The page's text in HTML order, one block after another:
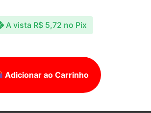
A vista R$5,72 no Pix
Adicionar ao Carrinho